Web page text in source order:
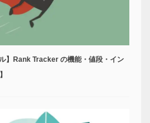
】Rank Tracker の機能・値段・イン